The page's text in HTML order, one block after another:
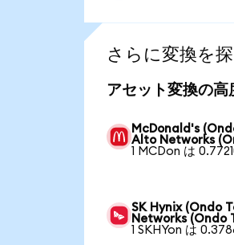
さらに変換を
アセット変換の高
McDonald's
Alto Networks
1 MCDon は
SK Hynix (Ondo
Networks (Ondo
1 SKHYon は